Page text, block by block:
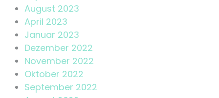
August 2023
April 2023
Januar 2023
Dezember 2022
November 2022
Oktober 2022
September 2022